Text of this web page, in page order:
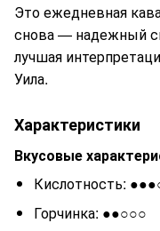
Это ежедневная
снова — надежный
лучшая
Уила.
Характеристики
Вкусовые
Кислотность:
Горчинка: ●●○○○